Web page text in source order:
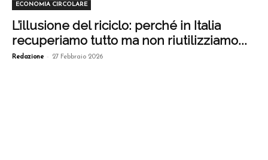
ECONOMIA CIRCOLARE
L’illusione del riciclo: perché in Italia
recuperiamo tutto ma non riutilizziamo...
Redazione - 27 Febbraio 2026